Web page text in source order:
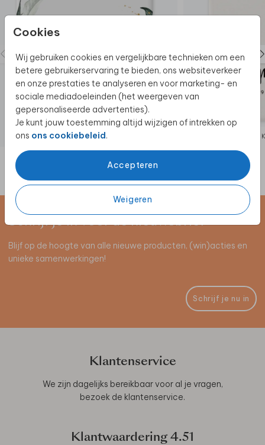
Cookies
Wij gebruiken cookies en vergelijkbare technieken om een
betere gebruikerservaring te bieden, ons websiteverkeer
en onze prestaties te analyseren en voor marketing- en
sociale mediadoeleinden (het weergeven van
gepersonaliseerde advertenties).
Je kunt jouw toestemming altijd wijzigen of intrekken op
ons ons cookiebeleid.
Accepteren
Weigeren
KERAMIEK
Schrijf je in voor de nieuwsbrief
Blijf op de hoogte van alle nieuwe producten, (win)acties en
unieke samenwerkingen!
Schrijf je nu in
Klantenservice
We zijn dagelijks bereikbaar voor al je vragen,
bezoek de klantenservice.
Klantwaardering 4.51